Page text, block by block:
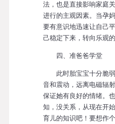
法，也是直接影响家庭
进行的主观因素。当孕
要有意识地迅速让自己
己稳定下来，转向乐观的
四、准爸爸学堂
此时胎宝宝十分脆弱
音和震动，远离电磁辐
保证她有良好的情绪。
知，没关系，从现在开
育儿的知识吧！要想作